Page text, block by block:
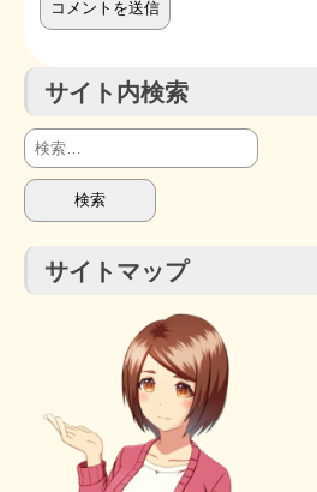
サイト内検索
検
索:
サイトマップ